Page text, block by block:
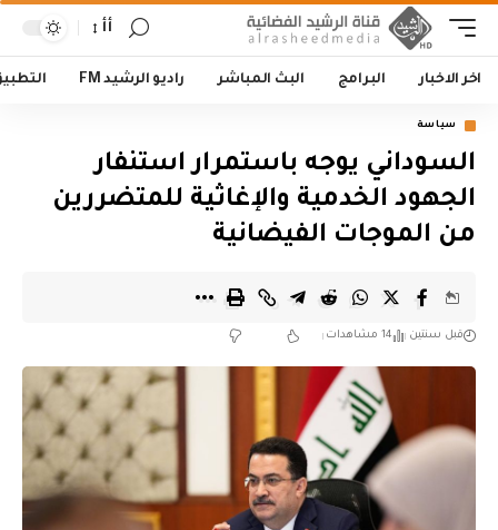
أأ
اخر الاخبار البرامج البث المباشر راديو الرشيد FM
سياسة
السوداني يوجه باستمرار استنفار
الجهود الخدمية والإغاثية للمتضررين
من الموجات الفيضانية
قبل سنتين 14 مشاهدات